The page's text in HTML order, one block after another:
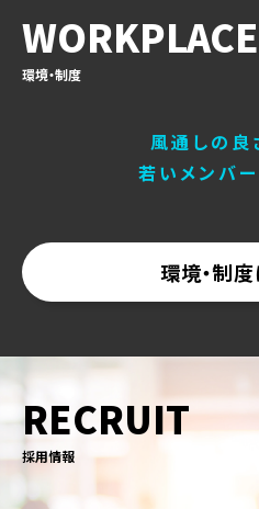
WORKPLACE
環境・制度
風通しの良
若いメンバ
環境・制
RECRUIT
採用情報